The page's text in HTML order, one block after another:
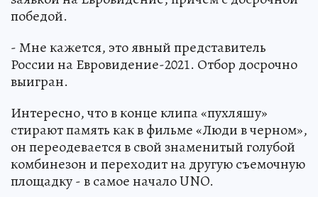
победой.
- Мне кажется, это явный представитель
России на Евровидение-2021. Отбор досрочно
выигран.
Интересно, что в конце клипа «пухляшу»
стирают память как в фильме «Люди в черном»,
он переодевается в свой знаменитый голубой
комбинезон и переходит на другую съемочную
площадку - в самое начало UNO.